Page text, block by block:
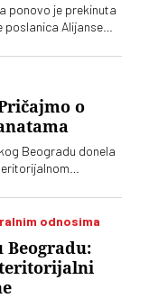
ponovo je prekinuta
poslanica Alijanse
o
Beogradu donela
srpsko oružje koje
Vučić i
o čemu je reč
odnosima
Beogradu: